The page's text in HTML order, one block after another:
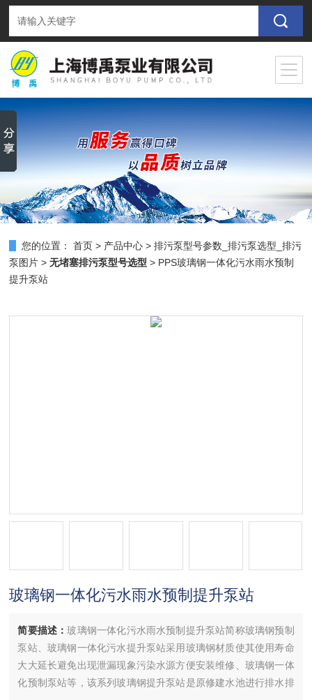
您的位置： 首页 > 产品中心 >排污泵型号参数_排污泵选型_排污
泵图片 >无堵塞排污泵型号选型 > PPS玻璃钢一体化污水雨水预制
提升泵站
玻璃钢一体化污水雨水预制提升泵站
简要描述：玻璃钢一体化污水雨水预制提升泵站简称玻璃钢预制
泵站、玻璃钢一体化污水提升泵站采用玻璃钢材质使其使用寿命
大大延长避免出现泄漏现象污染水源方便安装维修、玻璃钢一体
化预制泵站等，该系列玻璃钢提升泵站是原修建水池进行排水排